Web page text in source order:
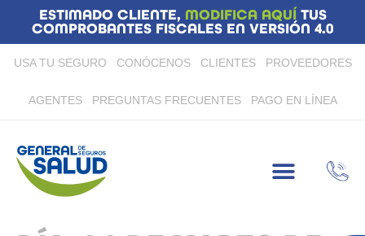
ESTIMADO CLIENTE, MODIFICA AQUÍ TUS
COMPROBANTES FISCALES EN VERSIÓN 4.0
USA TU SEGURO CONÓCENOS CLIENTES PROVEEDORES
AGENTES PREGUNTAS FRECUENTES PAGO EN LÍNEA